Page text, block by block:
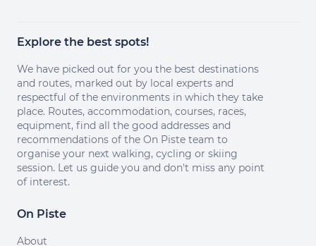
Explore the best spots!
We have picked out for you the best destinations
and routes, marked out by local experts and
respectful of the environments in which they take
place. Routes, accommodation, courses, races,
equipment, find all the good addresses and
recommendations of the On Piste team to
organise your next walking, cycling or skiing
session. Let us guide you and don't miss any point
of interest.
On Piste
About